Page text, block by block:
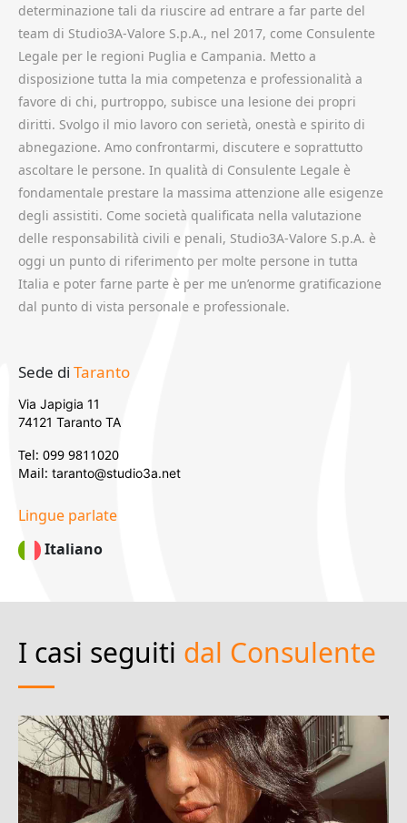
determinazione tali da riuscire ad entrare a far parte del
team di Studio3A-Valore S.p.A., nel 2017, come Consulente
Legale per le regioni Puglia e Campania. Metto a
disposizione tutta la mia competenza e professionalità a
favore di chi, purtroppo, subisce una lesione dei propri
diritti. Svolgo il mio lavoro con serietà, onestà e spirito di
abnegazione. Amo confrontarmi, discutere e soprattutto
ascoltare le persone. In qualità di Consulente Legale è
fondamentale prestare la massima attenzione alle esigenze
degli assistiti. Come società qualificata nella valutazione
delle responsabilità civili e penali, Studio3A-Valore S.p.A. è
oggi un punto di riferimento per molte persone in tutta
Italia e poter farne parte è per me un’enorme gratificazione
dal punto di vista personale e professionale.
Sede di Taranto
Via Japigia 11
74121 Taranto TA
Tel: 099 9811020
Mail: taranto@studio3a.net
Lingue parlate
Italiano
I casi seguiti dal Consulente